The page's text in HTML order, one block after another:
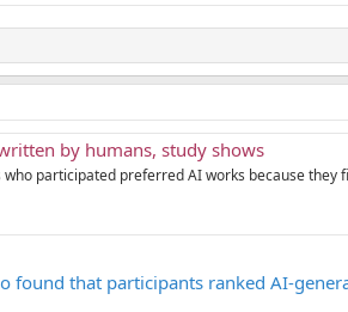
by humans, study shows
participated preferred AI works because they
found that participants ranked AI-